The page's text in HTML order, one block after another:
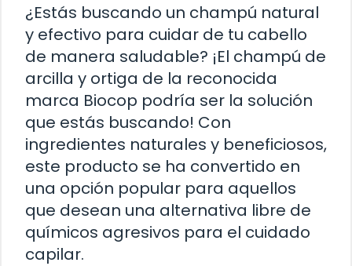
¿Estás buscando un champú natural
y efectivo para cuidar de tu cabello
de manera saludable? ¡El champú de
arcilla y ortiga de la reconocida
marca Biocop podría ser la solución
que estás buscando! Con
ingredientes naturales y beneficiosos,
este producto se ha convertido en
una opción popular para aquellos
que desean una alternativa libre de
químicos agresivos para el cuidado
capilar.